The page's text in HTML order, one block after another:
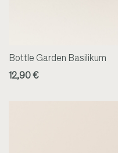
Bottle Garden Basilikum
12,90 €